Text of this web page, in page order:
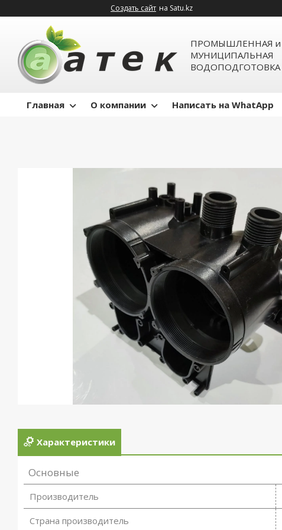
Создать сайт на Satu.kz
ПРОМЫШЛЕННАЯ и
МУНИЦИПАЛЬНАЯ
ВОДОПОДГОТОВКА
Главная О компании Написать на WhatApp
Характеристики
Основные
Производитель
Страна производитель